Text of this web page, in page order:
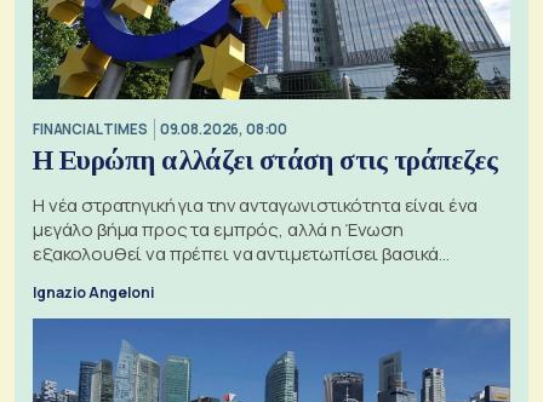
FINANCIAL TIMES 09.08.2026, 08:00
Η Ευρώπη αλλάζει στάση στις τράπεζες
Η νέα στρατηγική για την ανταγωνιστικότητα είναι ένα
μεγάλο βήμα προς τα εμπρός, αλλά η Ένωση
εξακολουθεί να πρέπει να αντιμετωπίσει βασικά
Ignazio Angeloni